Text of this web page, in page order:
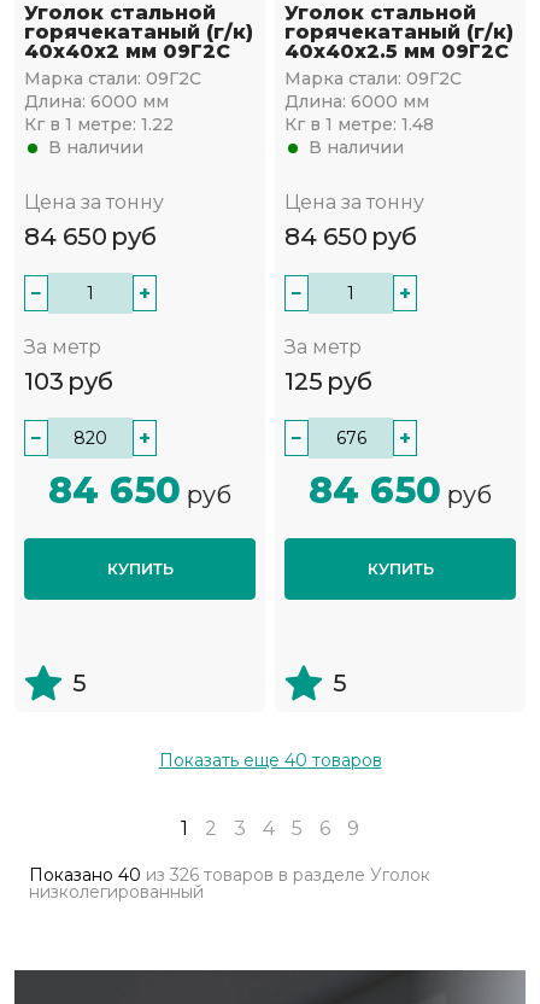
Уголок стальной
горячекатаный (г/к)
40х40x2 мм 09Г2С
Марка стали: 09Г2С
Длина: 6000 мм
Кг в 1 метре: 1.22
В наличии
Цена за тонну
84 650 руб
− +
За метр
103 руб
− +
84 650 руб
КУПИТЬ
5
Уголок стальной
горячекатаный (г/к)
40х40x2.5 мм 09Г2С
Марка стали: 09Г2С
Длина: 6000 мм
Кг в 1 метре: 1.48
В наличии
Цена за тонну
84 650 руб
− +
За метр
125 руб
− +
84 650 руб
КУПИТЬ
5
Показать еще 40 товаров
1 2 3 4 5 6 9
Показано 40 из 326 товаров в разделе Уголок
низколегированный